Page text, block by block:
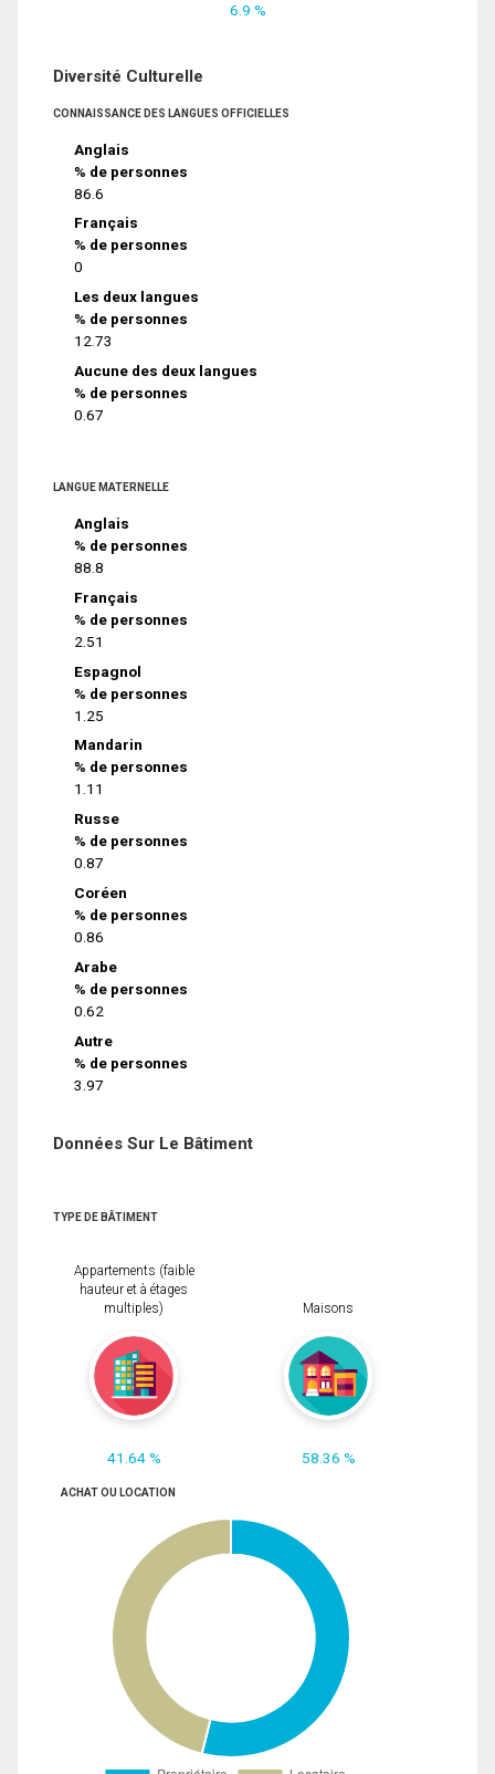
6.9 %
Diversité Culturelle
CONNAISSANCE DES LANGUES OFFICIELLES
Anglais
% de personnes
86.6
Français
% de personnes
0
Les deux langues
% de personnes
12.73
Aucune des deux langues
% de personnes
0.67
LANGUE MATERNELLE
Anglais
% de personnes
88.8
Français
% de personnes
2.51
Espagnol
% de personnes
1.25
Mandarin
% de personnes
1.11
Russe
% de personnes
0.87
Coréen
% de personnes
0.86
Arabe
% de personnes
0.62
Autre
% de personnes
3.97
Données Sur Le Bâtiment
TYPE DE BÂTIMENT
Appartements (faible
hauteur et à étages
multiples)
41.64 %
Maisons
58.36 %
ACHAT OU LOCATION